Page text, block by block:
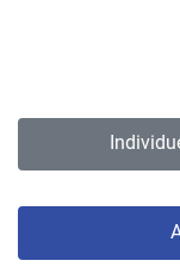
Erklärung zur